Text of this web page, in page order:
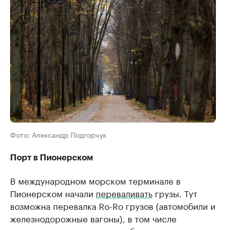
Фото: Александр Подгорчук
Порт в Пионерском
В международном морском терминале в
Пионерском начали переваливать грузы. Тут
возможна перевалка Ro-Ro грузов (автомобили и
железнодорожные вагоны), в том числе